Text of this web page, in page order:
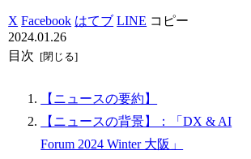
X Facebook はてブ LINE コピー
2024.01.26
目次
【ニュースの要約】
【ニュースの背景】：「DX & AI
Forum 2024 Winter 大阪」